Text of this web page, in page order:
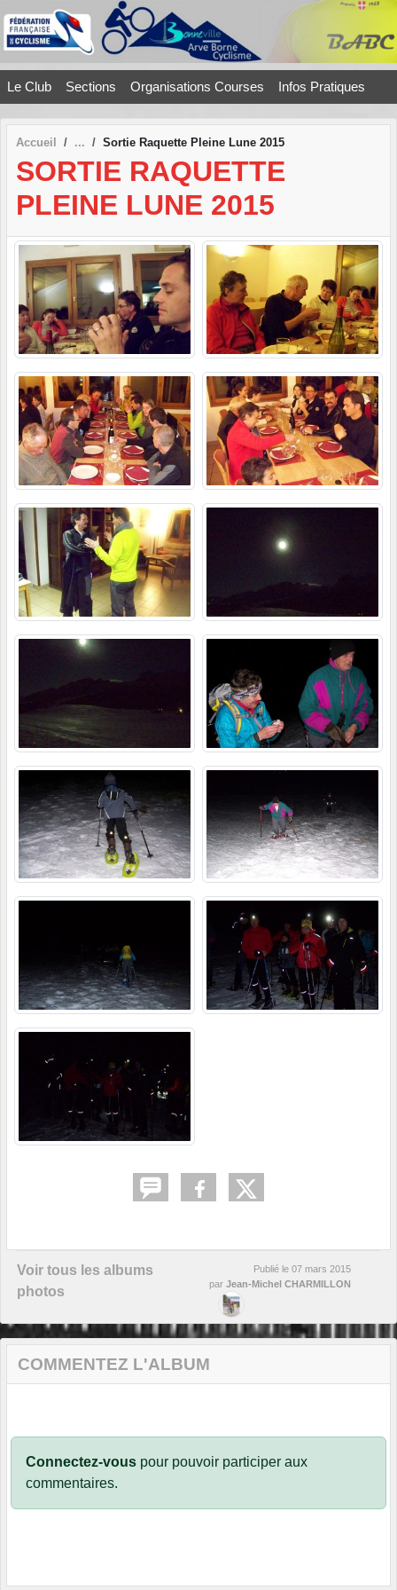
Le Club Sections Organisations Courses Infos Pratiques
Accueil Sortie Raquette Pleine Lune 2015
SORTIE RAQUETTE
PLEINE LUNE 2015
Voir tous les albums
photos
Publié le 07 mars 2015
par Jean-Michel CHARMILLON
COMMENTEZ L'ALBUM
Connectez-vous pour pouvoir participer aux
commentaires.
Panneau de gestion des cookies